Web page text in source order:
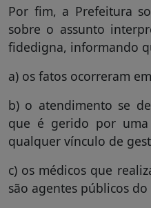
Por fim, a Prefeitura
sobre o assunto
fidedigna, informando
a) os fatos ocorreram
b) o atendimento se
que é gerido por uma
qualquer vínculo de
c) os médicos que
são agentes públicos